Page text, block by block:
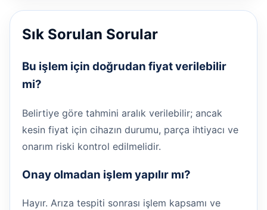
Sık Sorulan Sorular
Bu işlem için doğrudan fiyat verilebilir
mi?
Belirtiye göre tahmini aralık verilebilir; ancak
kesin fiyat için cihazın durumu, parça ihtiyacı ve
onarım riski kontrol edilmelidir.
Onay olmadan işlem yapılır mı?
Hayır. Arıza tespiti sonrası işlem kapsamı ve